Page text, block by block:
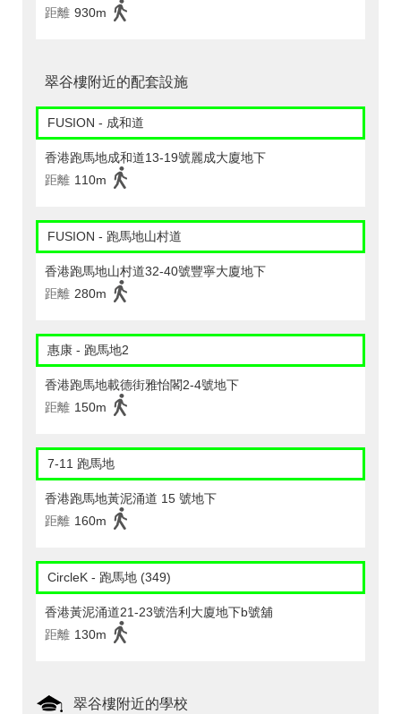
距離 930m
翠谷樓附近的配套設施
FUSION - 成和道
香港跑馬地成和道13-19號麗成大廈地下
距離 110m
FUSION - 跑馬地山村道
香港跑馬地山村道32-40號豐寧大廈地下
距離 280m
惠康 - 跑馬地2
香港跑馬地載德街雅怡閣2-4號地下
距離 150m
7-11 跑馬地
香港跑馬地黃泥涌道 15 號地下
距離 160m
CircleK - 跑馬地 (349)
香港黃泥涌道21-23號浩利大廈地下b號舖
距離 130m
翠谷樓附近的學校